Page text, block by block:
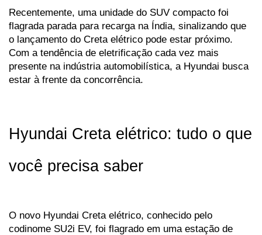
Recentemente, uma unidade do SUV compacto foi
flagrada parada para recarga na Índia, sinalizando que
o lançamento do Creta elétrico pode estar próximo.
Com a tendência de eletrificação cada vez mais
presente na indústria automobilística, a Hyundai busca
estar à frente da concorrência.
Hyundai Creta elétrico: tudo o que
você precisa saber
O novo Hyundai Creta elétrico, conhecido pelo
codinome SU2i EV, foi flagrado em uma estação de